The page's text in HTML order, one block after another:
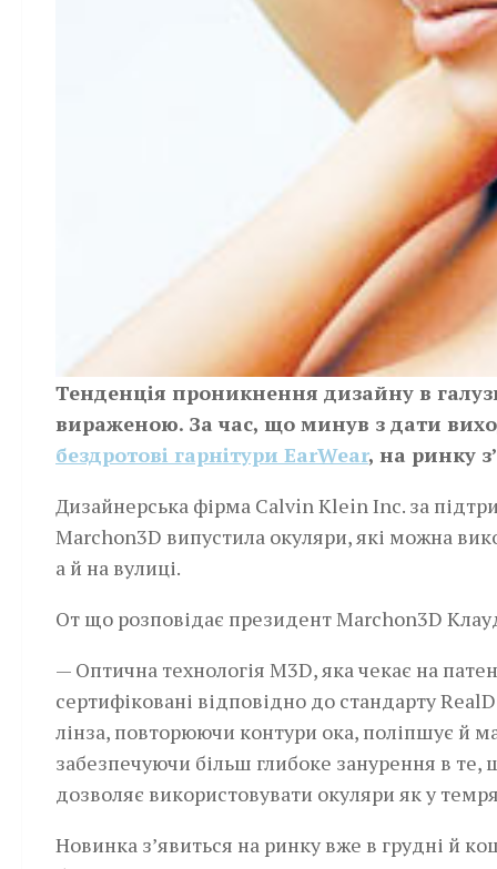
Тенденція проникнення дизайну в
вираженою. За час, що минув з дати
бездротові гарнітури EarWear, на ринку
Дизайнерська фірма Calvin Klein Inc. за
Marchon3D випустила окуляри, які можна
а й на вулиці.
От що розповідає президент Marchon3D
— Оптична технологія M3D, яка чекає на
сертифіковані відповідно до стандарту
лінза, повторюючи контури ока, поліпшує й
забезпечуючи більш глибоке занурення в те,
дозволяє використовувати окуляри як у
Новинка з’явиться на ринку вже в грудні й